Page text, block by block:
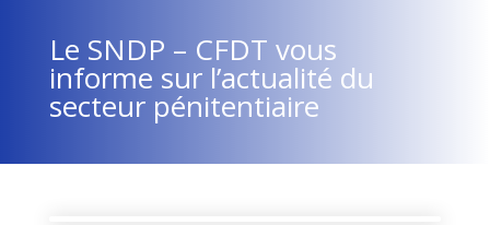
Le SNDP – CFDT vous
informe sur l’actualité du
secteur pénitentiaire